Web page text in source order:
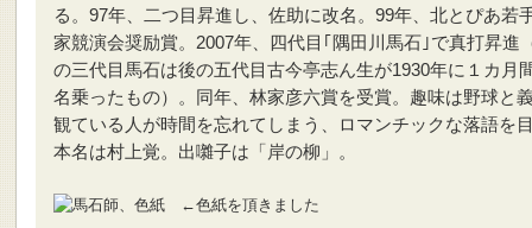
る。97年、二つ目昇進し、佐助に改名。99年、北とぴあ若
家競演会奨励賞。2007年、四代目｢隅田川馬石｣で真打昇進
の三代目馬石は後の五代目古今亭志ん生が1930年に１カ月
名乗ったもの）。同年、林家彦六賞を受賞。趣味は野球と
観ている人が時間を忘れてしまう、ロマンチックな落語を
本名は村上覚。出囃子は「岸の柳」。
←色紙を頂きました